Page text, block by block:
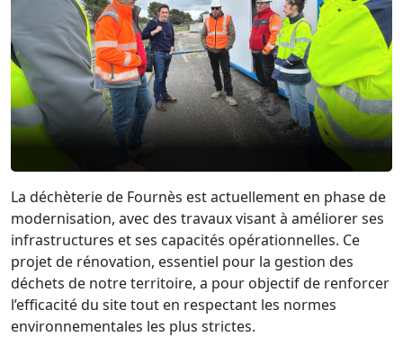
La déchèterie de Fournès est actuellement en phase de
modernisation, avec des travaux visant à améliorer ses
infrastructures et ses capacités opérationnelles. Ce
projet de rénovation, essentiel pour la gestion des
déchets de notre territoire, a pour objectif de renforcer
l’efficacité du site tout en respectant les normes
environnementales les plus strictes.